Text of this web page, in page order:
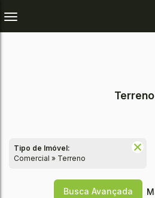
Terreno
Tipo de Imóvel:
Comercial » Terreno
Busca Avançada